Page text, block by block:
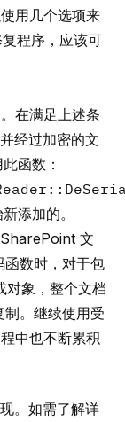
用几个选项来
程序，应该可
在满足上述条
经过加密的文
函数：
添加的。
文
数时，对于包
象，整个文档
。继续使用受
中也不断累积
。如需了解详